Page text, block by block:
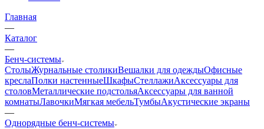
Главная
—
Каталог
—
Бенч-системы
СтолыЖурнальные столикиВешалки для одеждыОфисные
креслаПолки настенныеШкафыСтеллажиАксессуары для
столовМеталлические подстольяАксессуары для ванной
комнатыЛавочкиМягкая мебельТумбыАкустические экраны
—
Однорядные бенч-системы